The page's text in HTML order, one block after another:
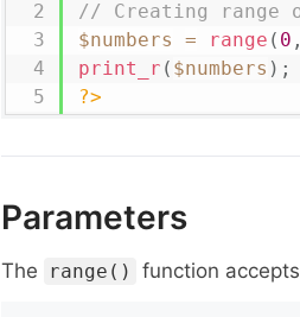
// Creating range
$numbers
= range ( 0 ,
print_r ( $numbers ) ;
?>
Parameters
The range() function